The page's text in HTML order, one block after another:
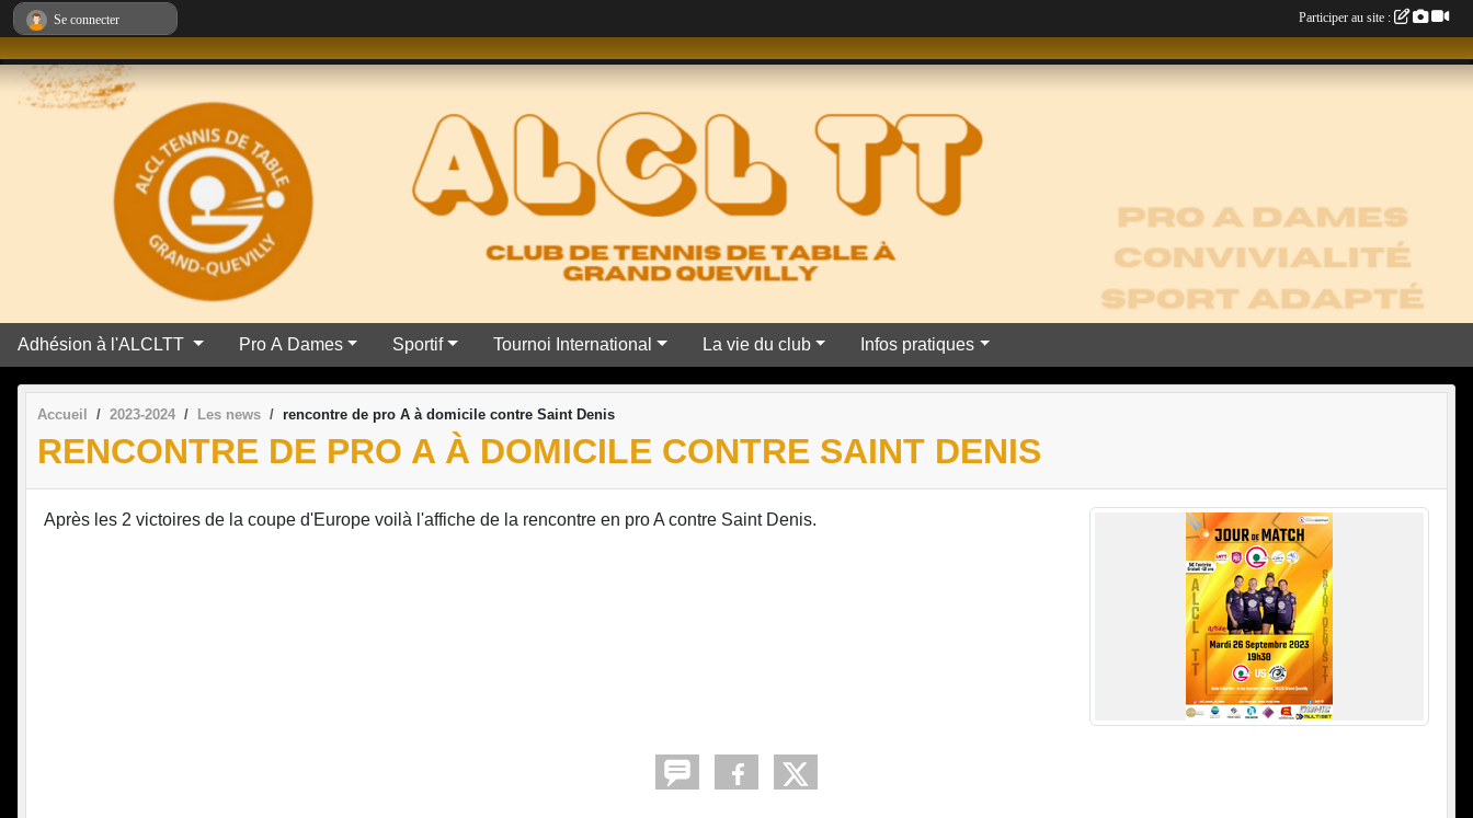
Adhésion à l'ALCLTT Pro A Dames Sportif Tournoi International La vie du club Infos pratiques
Accueil 2023-2024 Les news rencontre de pro A à domicile contre Saint Denis
RENCONTRE DE PRO A À DOMICILE CONTRE SAINT DENIS
Après les 2 victoires de la coupe d'Europe voilà l'affiche de la rencontre en pro A contre Saint Denis.
Se connecter Participer au site :
Panneau de gestion des cookies